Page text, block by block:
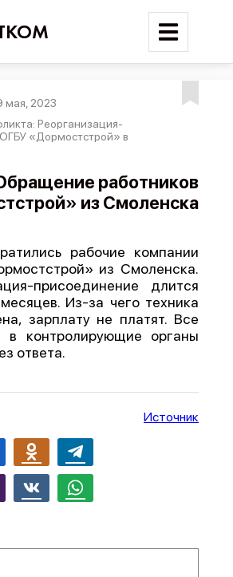
Войти
Новости
Карта событий
конфликты
Отчеты
публикацию
Справочник
API
мая, 2023
Реорганизация-
«Дормостстрой» в
работников
из Смоленска
рабочие компании
из Смоленска.
присоединение длится
Из-за чего техника
зарплату не платят. Все
в контролирующие органы
ответа.
Источник